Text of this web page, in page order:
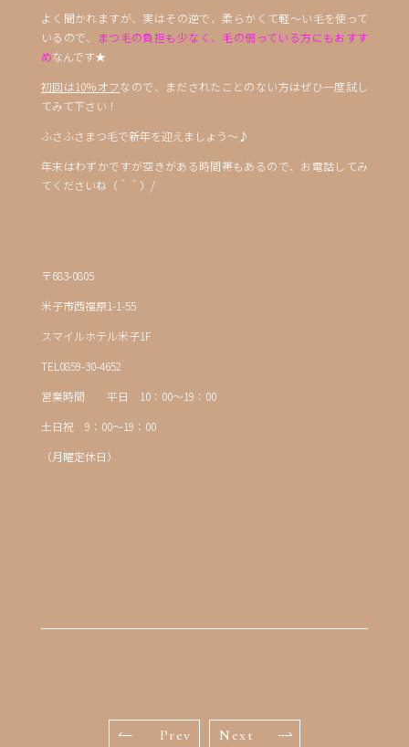
よく聞かれますが、実はその逆で、柔らかくて軽～い毛を使って
いるので、
まつ毛の負担も少なく、毛の弱っている方にもおすす
めなんです★
初回は10％オフなので、まだされたことのない方はぜひ一度試し
てみて下さい！
ふさふさまつ毛で新年を迎えましょう～♪
年末はわずかですが空きがある時間帯もあるので、お電話してみ
てくださいね（＾＾）/
〒683-0805
米子市西福原1-1-55
スマイルホテル米子1F
TEL0859-30-4652
営業時間 平日 10：00～19：00
土日祝 9：00～19：00
（月曜定休日）
Prev Next